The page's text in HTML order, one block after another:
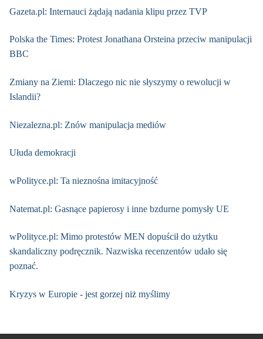
Gazeta.pl: Internauci żądają nadania klipu przez TVP
Polska the Times: Protest Jonathana Orsteina przeciw manipulacji
BBC
Zmiany na Ziemi: Dlaczego nic nie słyszymy o rewolucji w
Islandii?
Niezalezna.pl: Znów manipulacja mediów
Ułuda demokracji
wPolityce.pl: Ta nieznośna imitacyjność
Natemat.pl: Gasnące papierosy i inne bzdurne pomysły UE
wPolityce.pl: Mimo protestów MEN dopuścił do użytku
skandaliczny podręcznik. Nazwiska recenzentów udało się
poznać.
Kryzys w Europie - jest gorzej niż myślimy